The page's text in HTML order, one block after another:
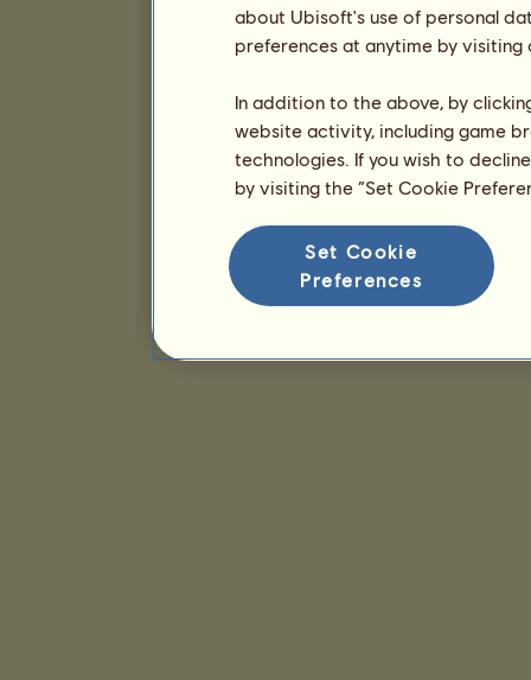
about Ubisoft's use of personal
preferences at anytime by
In addition to the above, by
website activity, including game
technologies. If you wish to
by visiting the “Set Cookie
Set Cookie
Preferences